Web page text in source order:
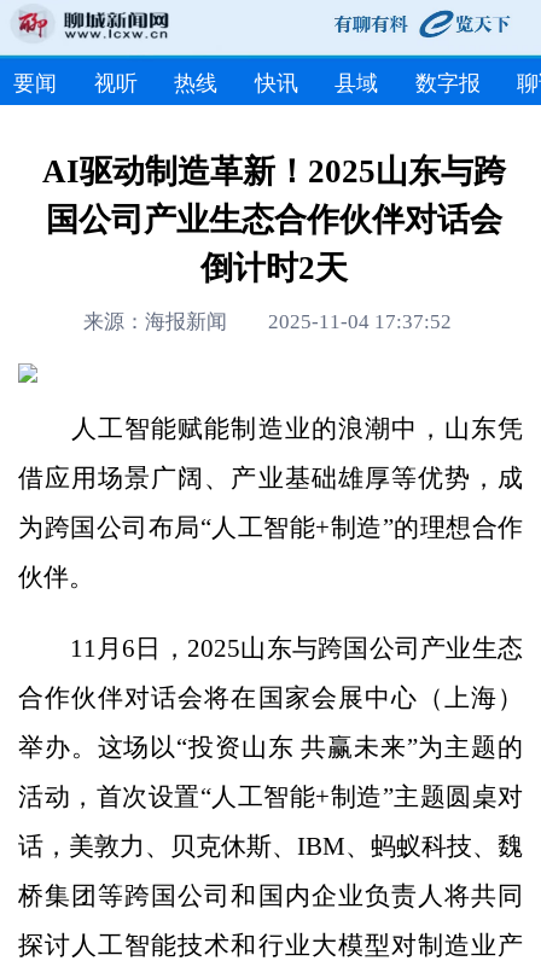
要闻 视听 热线 快讯 县域 数字报
AI驱动制造革新！2025山东与跨
国公司产业生态合作伙伴对话会
倒计时2天
来源：海报新闻 2025-11-04 17:37:52
人工智能赋能制造业的浪潮中，山东凭
借应用场景广阔、产业基础雄厚等优势，成
为跨国公司布局“人工智能+制造”的理想合作
伙伴。
11月6日，2025山东与跨国公司产业生态
合作伙伴对话会将在国家会展中心（上海）
举办。这场以“投资山东 共赢未来”为主题的
活动，首次设置“人工智能+制造”主题圆桌对
话，美敦力、贝克休斯、IBM、蚂蚁科技、魏
桥集团等跨国公司和国内企业负责人将共同
探讨人工智能技术和行业大模型对制造业产